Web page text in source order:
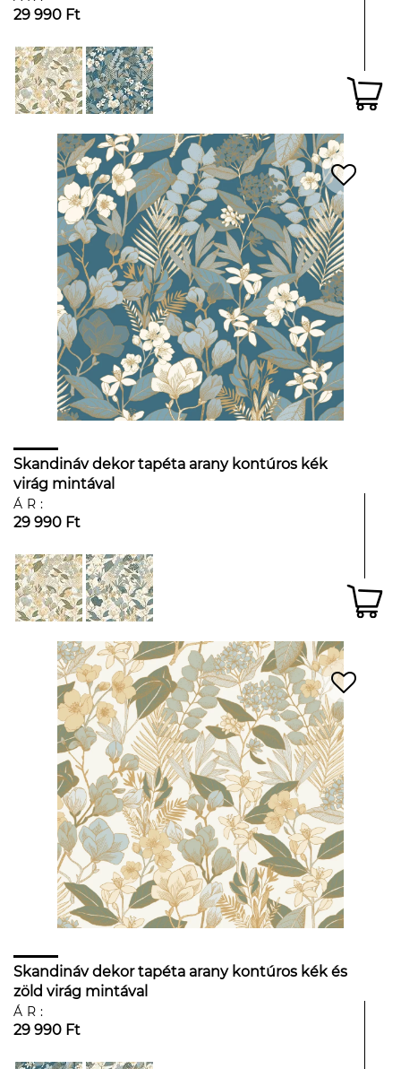
29 990 Ft
Skandináv dekor tapéta arany kontúros kék
virág mintával
ÁR:
29 990 Ft
Skandináv dekor tapéta arany kontúros kék és
zöld virág mintával
ÁR:
29 990 Ft